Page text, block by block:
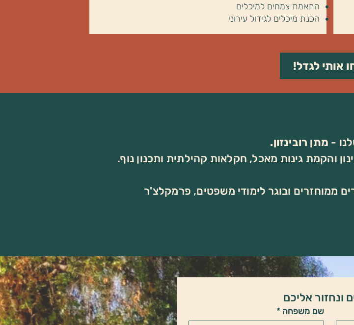
התאמת צמחים למיכלים
הכנת מיכלים לגידול עירוני
אותי לגדל!
- מתן רובינזון.
והקמת גינות מאכל, חקלאות קהילתית ותכנון נוף.
ממוחזרים ובוגר לימודי משפטים, פרמקלצ'ר
ונחזור אליכם
שם משפחה *